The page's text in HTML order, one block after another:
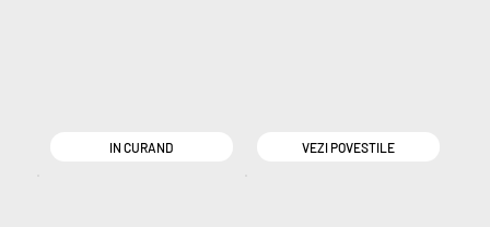
IN CURAND VEZI POVESTILE